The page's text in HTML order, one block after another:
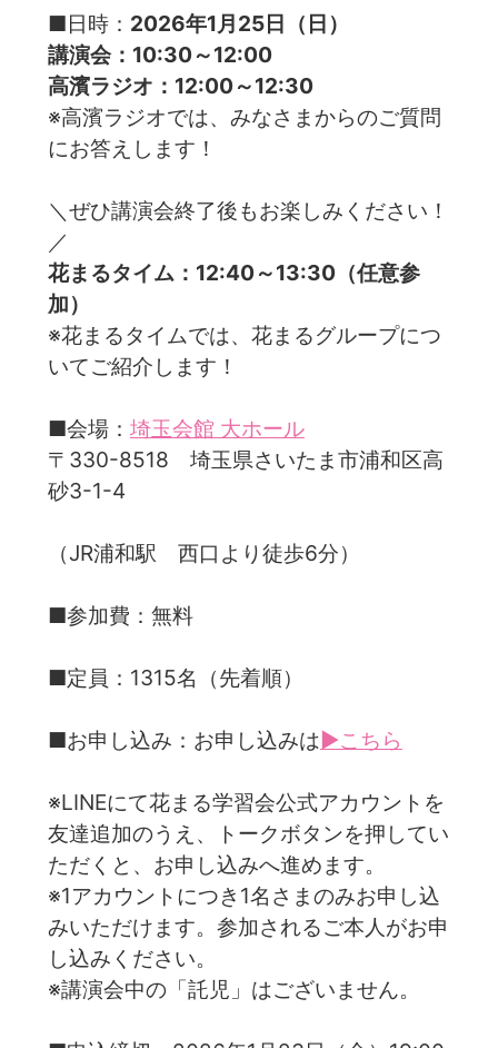
■日時： 2026年1月25日（日）
講演会：10:30～12:00
高濱ラジオ：12:00～12:30
※高濱ラジオでは、みなさまからのご質問
にお答えします！
＼ぜひ講演会終了後もお楽しみください！
／
花まるタイム：12:40～13:30（任意参
加）
※花まるタイムでは、花まるグループにつ
いてご紹介します！
■会場： 埼玉会館 大ホール
〒330-8518 埼玉県さいたま市浦和区高
砂3-1-4
（JR浦和駅 西口より徒歩6分）
■参加費：無料
■定員：1315名（先着順）
■お申し込み：お申し込みは▶こちら
※LINEにて花まる学習会公式アカウントを
友達追加のうえ、トークボタンを押してい
ただくと、お申し込みへ進めます。
※1アカウントにつき1名さまのみお申し込
みいただけます。参加されるご本人がお申
し込みください。
※講演会中の「託児」はございません。